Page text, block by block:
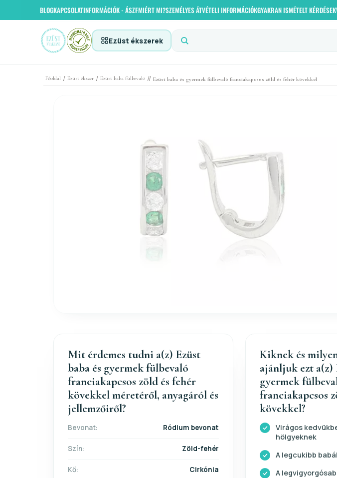
BLOGKAPCSOLATINFORMÁCIÓK - ÁSZFMIÉRT MI?SZEMÉLYES ÁTVÉTELI INFORMÁCIÓKGYAKRAN ISMÉTELT KÉRDÉSEK
Ezüst ékszerek
Főoldal / Ezüst ékszer / Ezüst baba fülbevaló // Ezüst baba és gyermek fülbevaló franciakapcsos zöld és fehér kövekkel
Mit érdemes tudni a(z) Ezüst
baba és gyermek fülbevaló
franciakapcsos zöld és fehér
kövekkel méretéről, anyagáról és
jellemzőiről?
Bevonat: Ródium bevonat
Szín: Zöld-fehér
Kő: Cirkónia
Kiknek és
ajánljuk ezt a(z)
gyermek
franciakapcsos
kövekkel?
Virágos
hölgyeknek
A legcukibb
A